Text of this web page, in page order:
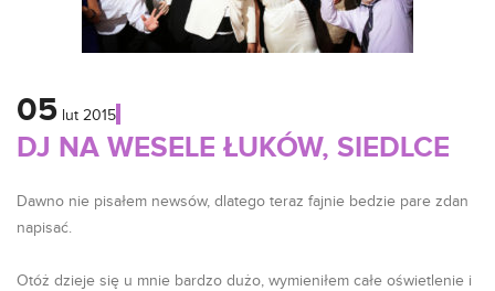
05 lut 2015
DJ NA WESELE ŁUKÓW, SIEDLCE
Dawno nie pisałem newsów, dlatego teraz fajnie bedzie pare zdan
napisać.
Otóż dzieje się u mnie bardzo dużo, wymieniłem całe oświetlenie i